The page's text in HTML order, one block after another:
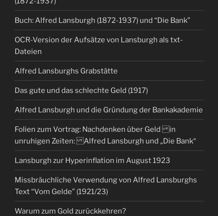
Buch: Alfred Lansburgh (1872-1937) und “Die Bank”
OCR-Version der Aufsätze von Lansburgh als txt-
Dateien
Alfred Lansburghs Grabstätte
Das gute und das schlechte Geld (1917)
Alfred Lansburgh und die Gründung der Bankakademie
Folien zum Vortrag: Nachdenken über Geld in
unruhigen Zeiten: Alfred Lansburgh und „Die Bank“
Lansburgh zur Hyperinflation im August 1923
Missbräuchliche Verwendung von Alfred Lansburghs
Text “Vom Gelde” (1921/23)
Warum zum Gold zurückkehren?